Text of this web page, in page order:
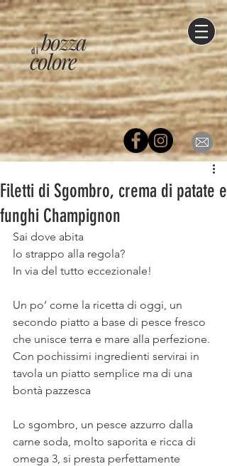
di
colore
bozza
Filetti di Sgombro, crema di patate e
funghi Champignon
Sai dove abita
lo strappo alla regola?
In via del tutto eccezionale!
Un po’ come la ricetta di oggi, un
secondo piatto a base di pesce fresco
che unisce terra e mare alla perfezione.
Con pochissimi ingredienti servirai in
tavola un piatto semplice ma di una
bontà pazzesca
Lo sgombro, un pesce azzurro dalla
carne soda, molto saporita e ricca di
omega 3, si presta perfettamente